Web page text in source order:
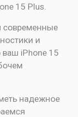
15 Plus.
современные
и
ваш iPhone 15
надежное